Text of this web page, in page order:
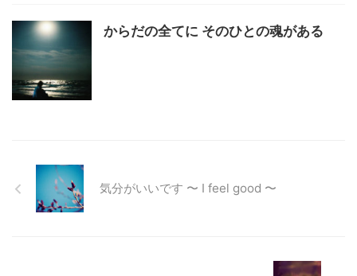
からだの全てに そのひとの魂がある
気分がいいです 〜 I feel good 〜